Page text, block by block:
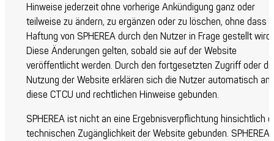
Hinweise jederzeit ohne vorherige Ankündigung ganz oder
teilweise zu ändern, zu ergänzen oder zu löschen, ohne dass
Haftung von SPHEREA durch den Nutzer in Frage gestellt wird.
Diese Änderungen gelten, sobald sie auf der Website
veröffentlicht werden. Durch den fortgesetzten Zugriff oder
Nutzung der Website erklären sich die Nutzer automatisch an
diese CTCU und rechtlichen Hinweise gebunden.
SPHEREA ist nicht an eine Ergebnisverpflichtung hinsichtlich
technischen Zugänglichkeit der Website gebunden. SPHEREA